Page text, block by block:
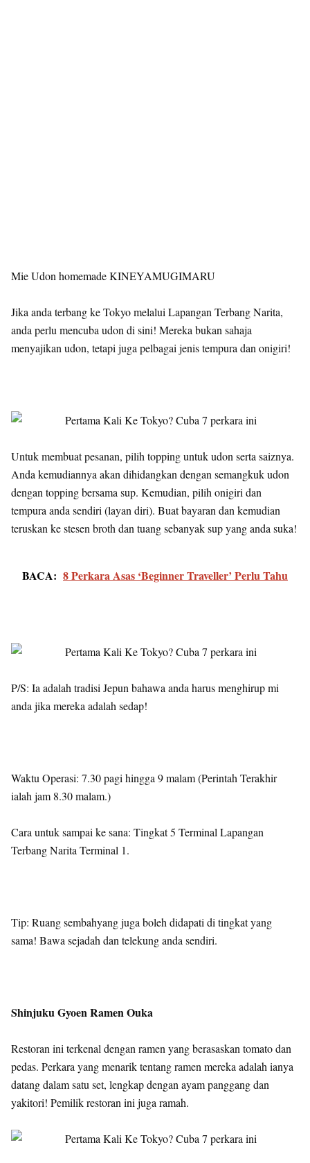
Mie Udon homemade KINEYAMUGIMARU
Jika anda terbang ke Tokyo melalui Lapangan Terbang Narita,
anda perlu mencuba udon di sini! Mereka bukan sahaja
menyajikan udon, tetapi juga pelbagai jenis tempura dan onigiri!
Untuk membuat pesanan, pilih topping untuk udon serta saiznya.
Anda kemudiannya akan dihidangkan dengan semangkuk udon
dengan topping bersama sup. Kemudian, pilih onigiri dan
tempura anda sendiri (layan diri). Buat bayaran dan kemudian
teruskan ke stesen broth dan tuang sebanyak sup yang anda suka!
BACA: 8 Perkara Asas ‘Beginner Traveller’ Perlu Tahu
P/S: Ia adalah tradisi Jepun bahawa anda harus menghirup mi
anda jika mereka adalah sedap!
Waktu Operasi: 7.30 pagi hingga 9 malam (Perintah Terakhir
ialah jam 8.30 malam.)
Cara untuk sampai ke sana: Tingkat 5 Terminal Lapangan
Terbang Narita Terminal 1.
Tip: Ruang sembahyang juga boleh didapati di tingkat yang
sama! Bawa sejadah dan telekung anda sendiri.
Shinjuku Gyoen Ramen Ouka
Restoran ini terkenal dengan ramen yang berasaskan tomato dan
pedas. Perkara yang menarik tentang ramen mereka adalah ianya
datang dalam satu set, lengkap dengan ayam panggang dan
yakitori! Pemilik restoran ini juga ramah.